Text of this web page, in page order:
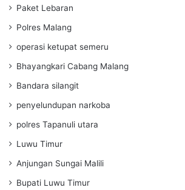
Paket Lebaran
Polres Malang
operasi ketupat semeru
Bhayangkari Cabang Malang
Bandara silangit
penyelundupan narkoba
polres Tapanuli utara
Luwu Timur
Anjungan Sungai Malili
Bupati Luwu Timur